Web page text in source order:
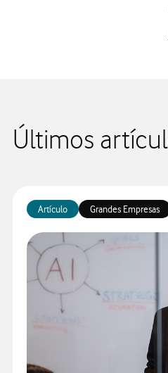
Últimos
Artículo Grandes Empresas